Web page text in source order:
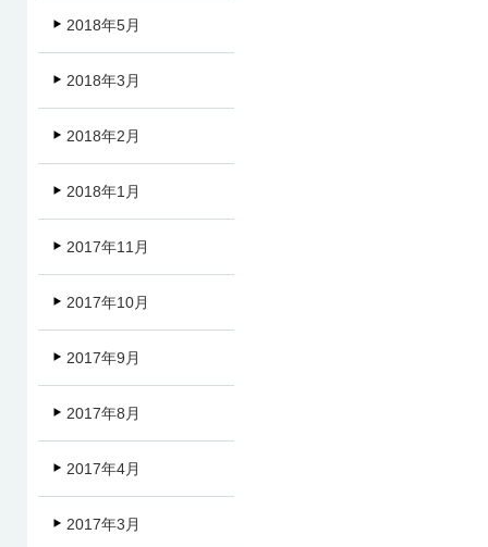
2018年5月
2018年3月
2018年2月
2018年1月
2017年11月
2017年10月
2017年9月
2017年8月
2017年4月
2017年3月